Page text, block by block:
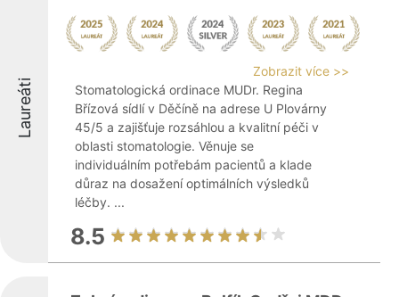
Laureáti
Zobrazit více >>
Stomatologická ordinace MUDr. Regina
Břízová sídlí v Děčíně na adrese U Plovárny
45/5 a zajišťuje rozsáhlou a kvalitní péči v
oblasti stomatologie. Věnuje se
individuálním potřebám pacientů a klade
důraz na dosažení optimálních výsledků
léčby. ...
8.5